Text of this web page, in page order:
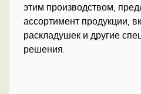
этим производством,
ассортимент продукции,
раскладушек и другие
решения.